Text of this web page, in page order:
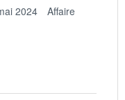
2024
Affaire